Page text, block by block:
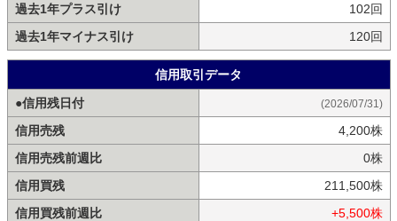
過去1年プラス引け
102回
過去1年マイナス引け
120回
信用取引データ
●信用残日付
(2026/07/31)
信用売残
4,200株
信用売残前週比
0株
信用買残
211,500株
信用買残前週比
+5,500株